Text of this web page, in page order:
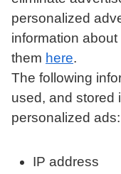
personalized
information
them here.
The following
used, and stored
personalized ads:
IP address